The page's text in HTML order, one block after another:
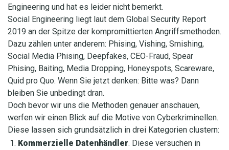
Engineering und hat es leider nicht bemerkt.
Social Engineering liegt laut dem Global Security Report
2019 an der Spitze der kompromittierten Angriffsmethoden.
Dazu zählen unter anderem: Phising, Vishing, Smishing,
Social Media Phising, Deepfakes, CEO-Fraud, Spear
Phising, Baiting, Media Dropping, Honeyspots, Scareware,
Quid pro Quo. Wenn Sie jetzt denken: Bitte was? Dann
bleiben Sie unbedingt dran.
Doch bevor wir uns die Methoden genauer anschauen,
werfen wir einen Blick auf die Motive von Cyberkriminellen.
Diese lassen sich grundsätzlich in drei Kategorien clustern:
Kommerzielle Datenhändler. Diese versuchen in